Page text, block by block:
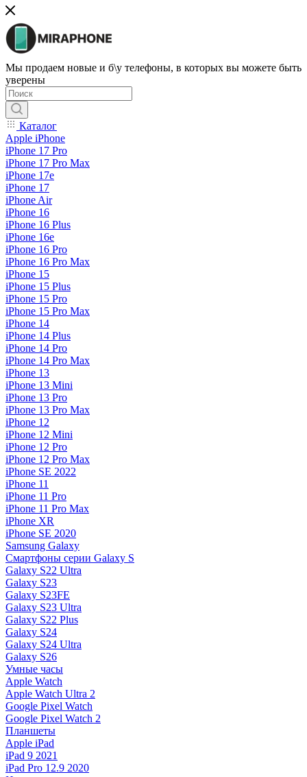
Мы продаем новые и б\у телефоны, в которых вы можете быть
уверены
Каталог
Apple iPhone
iPhone 17 Pro
iPhone 17 Pro Max
iPhone 17e
iPhone 17
iPhone Air
iPhone 16
iPhone 16 Plus
iPhone 16e
iPhone 16 Pro
iPhone 16 Pro Max
iPhone 15
iPhone 15 Plus
iPhone 15 Pro
iPhone 15 Pro Max
iPhone 14
iPhone 14 Plus
iPhone 14 Pro
iPhone 14 Pro Max
iPhone 13
iPhone 13 Mini
iPhone 13 Pro
iPhone 13 Pro Max
iPhone 12
iPhone 12 Mini
iPhone 12 Pro
iPhone 12 Pro Max
iPhone SE 2022
iPhone 11
iPhone 11 Pro
iPhone 11 Pro Max
iPhone XR
iPhone SE 2020
Samsung Galaxy
Смартфоны серии Galaxy S
Galaxy S22 Ultra
Galaxy S23
Galaxy S23FE
Galaxy S23 Ultra
Galaxy S22 Plus
Galaxy S24
Galaxy S24 Ultra
Galaxy S26
Умные часы
Apple Watch
Apple Watch Ultra 2
Google Pixel Watch
Google Pixel Watch 2
Планшеты
Apple iPad
iPad 9 2021
iPad Pro 12.9 2020